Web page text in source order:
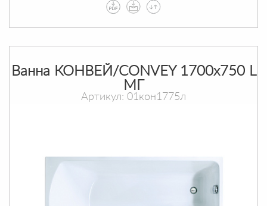
Ванна КОНВЕЙ/CONVEY 1700х750 L
МГ
Артикул: 01кон1775л